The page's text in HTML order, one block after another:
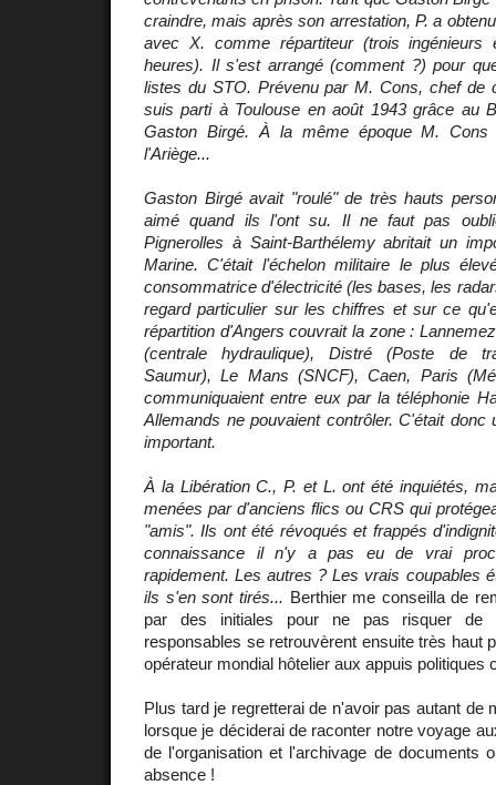
craindre, mais après son arrestation, P. a
avec X. comme répartiteur (trois ingénieurs
heures). Il s'est arrangé (comment ?) pour
listes du STO. Prévenu par M. Cons, chef de
suis parti à Toulouse en août 1943 grâce au
Gaston Birgé. À la même époque M.
l'Ariège...
Gaston Birgé avait "roulé" de très hauts
aimé quand ils l'ont su. Il ne faut pas
Pignerolles à Saint-Barthélemy abritait un
Marine. C'était l'échelon militaire le plus
consommatrice d'électricité (les bases, les
regard particulier sur les chiffres et sur ce
répartition d'Angers couvrait la zone :
(centrale hydraulique), Distré (Poste de
Saumur), Le Mans (SNCF), Caen, Paris
communiquaient entre eux par la téléphonie
Allemands ne pouvaient contrôler. C'était
important.
À la Libération C., P. et L. ont été inquiétés,
menées par d'anciens flics ou CRS qui
"amis". Ils ont été révoqués et frappés
connaissance il n'y a pas eu de vrai
rapidement. Les autres ? Les vrais coupables
ils s'en sont tirés... Berthier me conseilla de
par des initiales pour ne pas risquer de
responsables se retrouvèrent ensuite très haut
opérateur mondial hôtelier aux appuis politiques
Plus tard je regretterai de n'avoir pas autant de
lorsque je déciderai de raconter notre voyage
de l'organisation et l'archivage de documents
absence !